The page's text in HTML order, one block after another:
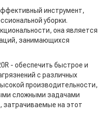
инструмент,
уборки.
она является
занимающихся
- обеспечить быстрое и
с различных
производительности,
сложными задачами
затрачиваемые на этот